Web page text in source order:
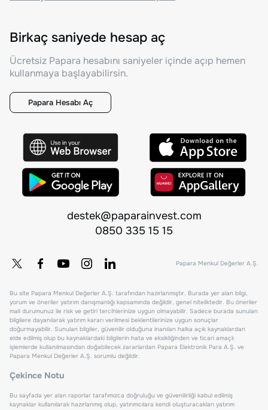
Birkaç saniyede hesap aç
Ücretsiz Papara hesabını saniyeler içinde açıp hemen
kullanmaya başlayabilirsin.
Papara Hesabı Aç
destek@paparainvest.com
0850 335 15 15
Papara Menkul Değerler A.Ş.
Bu site Papara Menkul Değerler A.Ş. tarafından hazırlanmıştır. Burada yer alan bilgi,
yorum ve öneriler yatırım danışmanlığı kapsamında değildir, genel niteliktedir. Bu öneriler
mali durumunuz ile risk ve getiri tercihlerinize uygun olmayabilir. Sadece burada sunulan
bilgilere dayanılarak yatırım kararı verilmesi beklentilerinize uygun sonuçlar
doğurmayabilir. Sunulan bilgiler, güvenilir olduğuna inanılan halka açık kaynaklardan
elde edilmiş olup bu kaynaklardaki bilgilerin hata ve eksikliğinden ve ticari amaçlı
işlemlerde kullanılmasından doğabilecek zararlardan Papara Elektronik Para A.Ş. ve
Papara Menkul Değerler A.Ş. sorumlu değildir.
Çekince Notu
Bu sayfada yer alan raporlar tarafımızca doğruluğu ve güvenilirliği kabul edilmiş
kaynaklar kullanılarak hazırlanmış olup, yatırımcılara kendi oluşturacakları yatırım